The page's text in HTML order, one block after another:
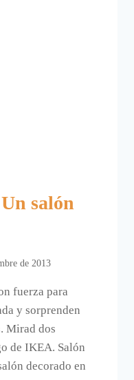
salón
de 2013
fuerza para
y sorprenden
Mirad dos
de IKEA. Salón
decorado en